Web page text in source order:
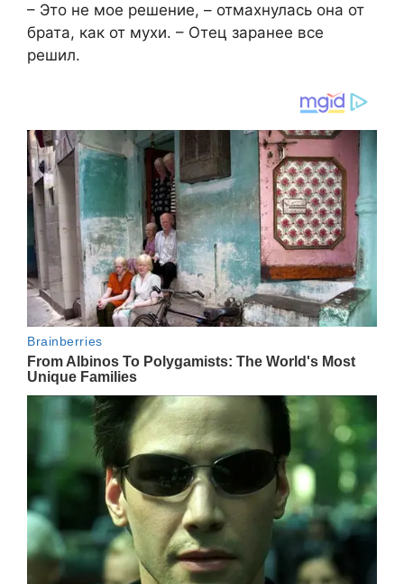
– Это не мое решение, – отмахнулась она от
брата, как от мухи. – Отец заранее все
решил.